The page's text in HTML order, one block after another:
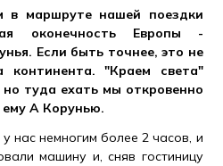
в маршруте нашей поездки
оконечность Европы -
Если быть точнее, это не
континента. "Краем света"
туда ехать мы откровенно
ему А Корунью.
нас немногим более 2 часов, и
машину и, сняв гостиницу